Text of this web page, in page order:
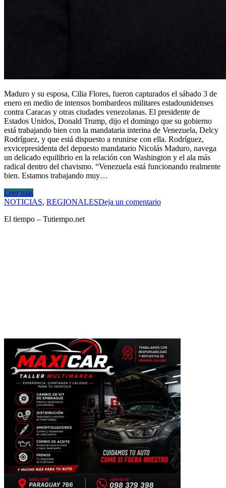
Maduro y su esposa, Cilia Flores, fueron capturados el sábado 3 de
enero en medio de intensos bombardeos militares estadounidenses
contra Caracas y otras ciudades venezolanas. El presidente de
Estados Unidos, Donald Trump, dijo el domingo que su gobierno
está trabajando bien con la mandataria interina de Venezuela, Delcy
Rodríguez, y que está dispuesto a reunirse con ella. Rodríguez,
exvicepresidenta del depuesto mandatario Nicolás Maduro, navega
un delicado equilibrio en la relación con Washington y el ala más
radical dentro del chavismo. “Venezuela está funcionando realmente
bien. Estamos trabajando muy…
Leer más
NOTICIAS, REGIONALESDeja un comentario
El tiempo – Tutiempo.net